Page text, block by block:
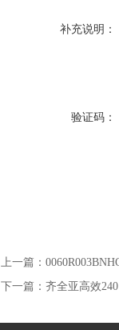
补充说明：
验证码：
上一篇：
下一篇： 齐全亚高效